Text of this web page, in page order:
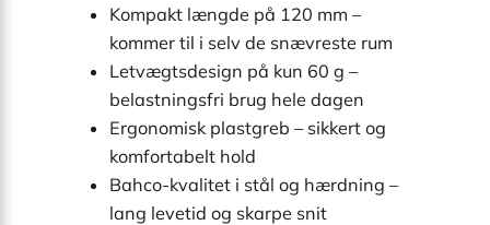
Kompakt længde på 120 mm –
kommer til i selv de snævreste rum
Letvægtsdesign på kun 60 g –
belastningsfri brug hele dagen
Ergonomisk plastgreb – sikkert og
komfortabelt hold
Bahco-kvalitet i stål og hærdning –
lang levetid og skarpe snit